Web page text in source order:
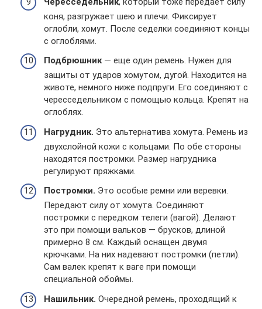
коня, разгружает шею и плечи. Фиксирует
оглобли, хомут. После седелки соединяют концы
с оглоблями.
Подбрюшник— еще один ремень. Нужен для
защиты от ударов хомутом, дугой. Находится на
животе, немного ниже подпруги. Его соединяют с
чересседельником с помощью кольца. Крепят на
оглоблях.
Нагрудник. Это альтернатива хомута. Ремень из
двухслойной кожи с кольцами. По обе стороны
находятся постромки. Размер нагрудника
регулируют пряжками.
Постромки. Это особые ремни или веревки.
Передают силу от хомута. Соединяют
постромки с передком телеги (вагой). Делают
это при помощи вальков — брусков, длиной
примерно 8 см. Каждый оснащен двумя
крючками. На них надевают постромки (петли).
Сам валек крепят к ваге при помощи
специальной обоймы.
Нашильник. Очередной ремень, проходящий к